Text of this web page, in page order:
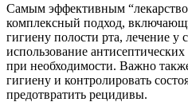
Самым эффективным
комплексный подход,
гигиену полости рта, лечение у
использование
при необходимости. Важно
гигиену и контролировать
предотвратить рецидивы.